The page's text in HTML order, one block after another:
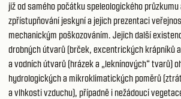
již od samého počátku speleologického
zpřístupňování jeskyní a jejich prezentaci
mechanickým poškozováním. Jejich další
drobných útvarů (brček, excentrických krápníků
a vodních útvarů (hrázek a „leknínových“ tvarů)
hydrologických a mikroklimatických poměrů
a vlhkosti vzduchu), případně i nežádoucí